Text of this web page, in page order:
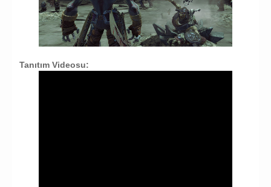
Tanıtım Videosu: